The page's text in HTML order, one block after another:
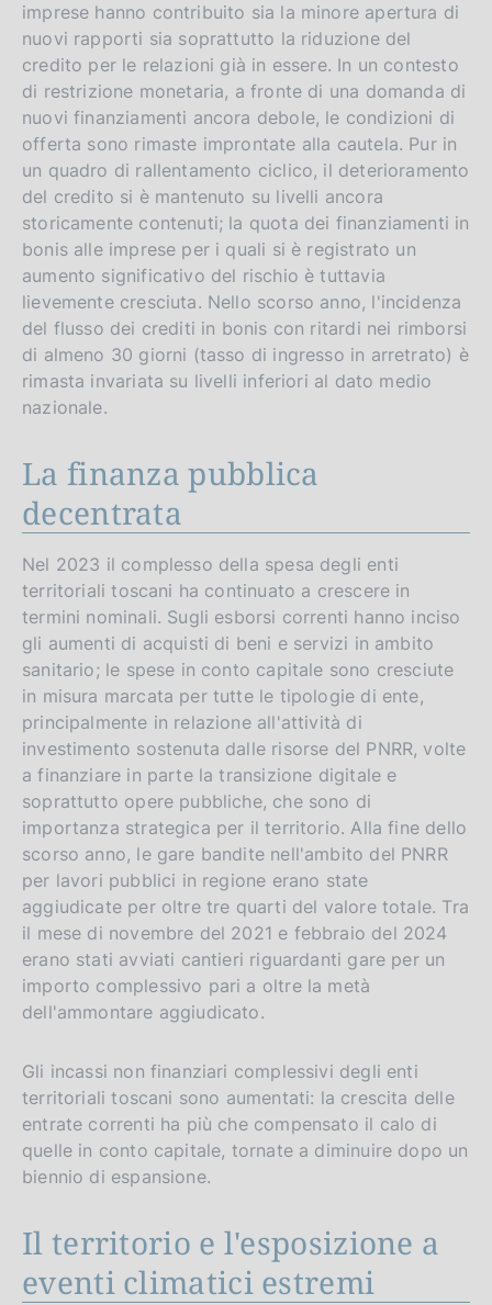
imprese hanno contribuito sia la minore apertura di
nuovi rapporti sia soprattutto la riduzione del
credito per le relazioni già in essere. In un contesto
di restrizione monetaria, a fronte di una domanda di
nuovi finanziamenti ancora debole, le condizioni di
offerta sono rimaste improntate alla cautela. Pur in
un quadro di rallentamento ciclico, il deterioramento
del credito si è mantenuto su livelli ancora
storicamente contenuti; la quota dei finanziamenti in
bonis alle imprese per i quali si è registrato un
aumento significativo del rischio è tuttavia
lievemente cresciuta. Nello scorso anno, l'incidenza
del flusso dei crediti in bonis con ritardi nei rimborsi
di almeno 30 giorni (tasso di ingresso in arretrato) è
rimasta invariata su livelli inferiori al dato medio
nazionale.
La finanza pubblica
decentrata
Nel 2023 il complesso della spesa degli enti
territoriali toscani ha continuato a crescere in
termini nominali. Sugli esborsi correnti hanno inciso
gli aumenti di acquisti di beni e servizi in ambito
sanitario; le spese in conto capitale sono cresciute
in misura marcata per tutte le tipologie di ente,
principalmente in relazione all'attività di
investimento sostenuta dalle risorse del PNRR, volte
a finanziare in parte la transizione digitale e
soprattutto opere pubbliche, che sono di
importanza strategica per il territorio. Alla fine dello
scorso anno, le gare bandite nell'ambito del PNRR
per lavori pubblici in regione erano state
aggiudicate per oltre tre quarti del valore totale. Tra
il mese di novembre del 2021 e febbraio del 2024
erano stati avviati cantieri riguardanti gare per un
importo complessivo pari a oltre la metà
dell'ammontare aggiudicato.
Gli incassi non finanziari complessivi degli enti
territoriali toscani sono aumentati: la crescita delle
entrate correnti ha più che compensato il calo di
quelle in conto capitale, tornate a diminuire dopo un
biennio di espansione.
Il territorio e l'esposizione a
eventi climatici estremi